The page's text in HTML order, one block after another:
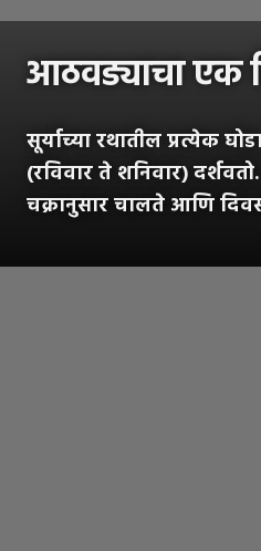
आठवड्याचा एक
सूर्याच्या रथातील प्रत्येक
(रविवार ते शनिवार)
चक्रानुसार चालते आणि